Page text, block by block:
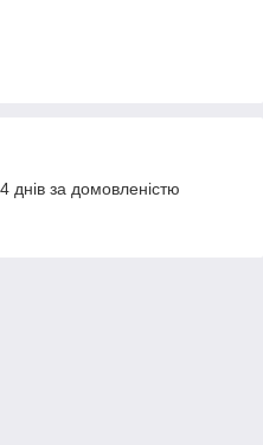
днів за домовленістю